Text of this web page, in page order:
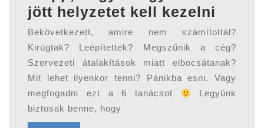
jött helyzetet kell kezelni
tipp,
egy
jött
Bekövetkezett, amire nem számítottál?
Kirúgtak? Leépítettek? Megszűnik a cég?
Szervezeti átalakítások miatt elbocsátanak?
Mit lehet ilyenkor tenni? Pánikba esni. Vagy
megfogadni ezt a 6 tanácsot
Legyünk
biztosak benne, hogy